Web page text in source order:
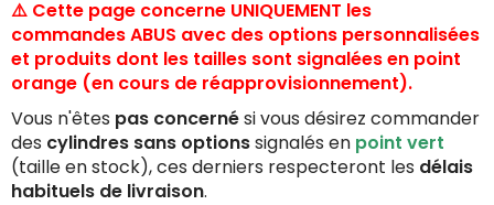
⚠️ Cette page concerne UNIQUEMENT les
commandes ABUS avec des options personnalisées
et produits dont les tailles sont signalées en point
orange (en cours de réapprovisionnement).
Vous n'êtes pas concernési vous désirez commander
des cylindres sans optionssignalés en point vert
(taille en stock), ces derniers respecteront les délais
habituels de livraison.